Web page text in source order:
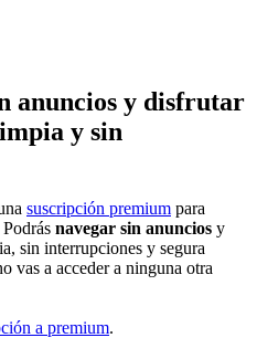
anuncios y disfrutar
y sin
suscripción premium para
navegar sin anuncios y
sin interrupciones y segura
vas a acceder a ninguna otra
a premium.